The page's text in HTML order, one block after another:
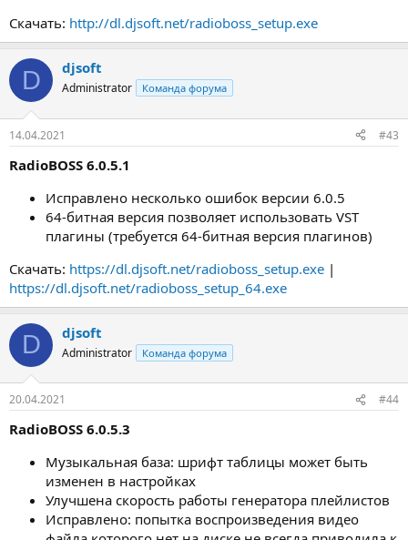
Скачать: http://dl.djsoft.net/radioboss_setup.exe
D djsoft
Administrator Команда форума
14.04.2021 #43
RadioBOSS 6.0.5.1
Исправлено несколько ошибок версии 6.0.5
64-битная версия позволяет использовать VST
плагины (требуется 64-битная версия плагинов)
Скачать: https://dl.djsoft.net/radioboss_setup.exe |
https://dl.djsoft.net/radioboss_setup_64.exe
D djsoft
Administrator Команда форума
20.04.2021 #44
RadioBOSS 6.0.5.3
Музыкальная база: шрифт таблицы может быть
изменен в настройках
Улучшена скорость работы генератора плейлистов
Исправлено: попытка воспроизведения видео